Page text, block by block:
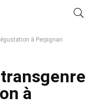
à Perpignan
à